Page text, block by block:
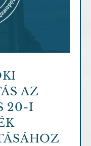
AZ
20-I